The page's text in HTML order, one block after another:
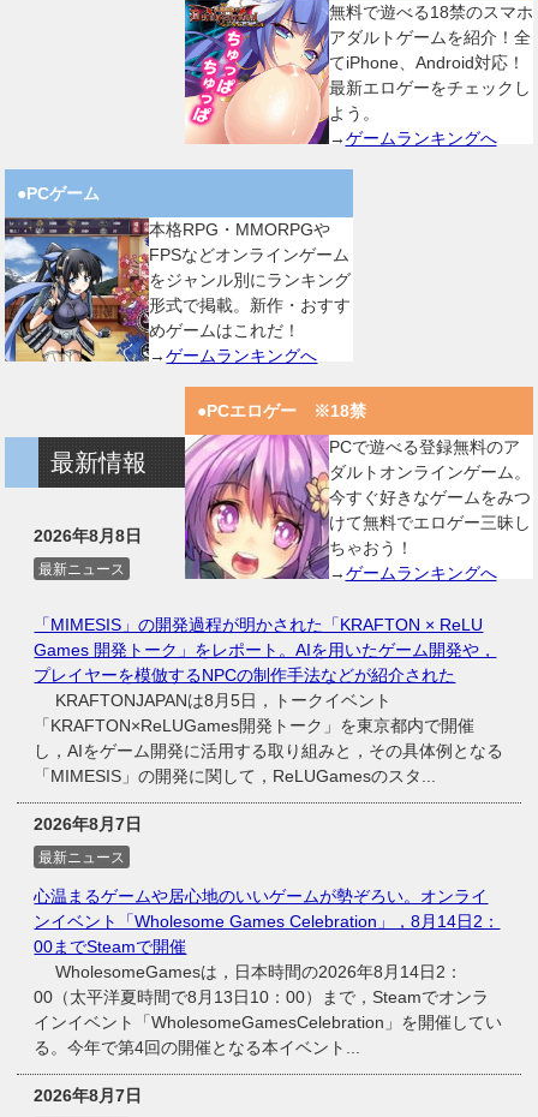
無料で遊べる18禁のスマホ
アダルトゲームを紹介！全
てiPhone、Android対応！
最新エロゲーをチェックし
よう。
→ゲームランキングへ
●PCゲーム
本格RPG・MMORPGや
FPSなどオンラインゲーム
をジャンル別にランキング
形式で掲載。新作・おすす
めゲームはこれだ！
→ゲームランキングへ
●PCエロゲー ※18禁
PCで遊べる登録無料のア
ダルトオンラインゲーム。
今すぐ好きなゲームをみつ
けて無料でエロゲー三昧し
ちゃおう！
→ゲームランキングへ
最新情報
2026年8月8日
最新ニュース
「MIMESIS」の開発過程が明かされた「KRAFTON × ReLU
Games 開発トーク」をレポート。AIを用いたゲーム開発や，
プレイヤーを模倣するNPCの制作手法などが紹介された
KRAFTONJAPANは8月5日，トークイベント
「KRAFTON×ReLUGames開発トーク」を東京都内で開催
し，AIをゲーム開発に活用する取り組みと，その具体例となる
「MIMESIS」の開発に関して，ReLUGamesのスタ...
2026年8月7日
最新ニュース
心温まるゲームや居心地のいいゲームが勢ぞろい。オンライ
ンイベント「Wholesome Games Celebration」，8月14日2：
00までSteamで開催
WholesomeGamesは，日本時間の2026年8月14日2：
00（太平洋夏時間で8月13日10：00）まで，Steamでオンラ
インイベント「WholesomeGamesCelebration」を開催してい
る。今年で第4回の開催となる本イベント...
2026年8月7日